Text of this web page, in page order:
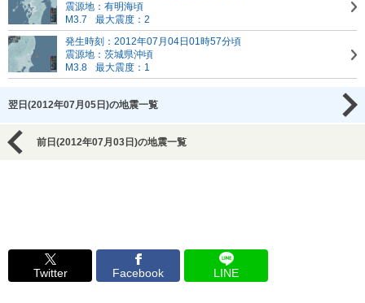
震源地：有明海頃
M3.7
最大震度：2
発生時刻：2012年07月04日01時57分頃
震源地：茨城県沖頃
M3.8
最大震度：1
翌日(2012年07月05日)の地震一覧
前日(2012年07月03日)の地震一覧
Twitter Facebook LINE